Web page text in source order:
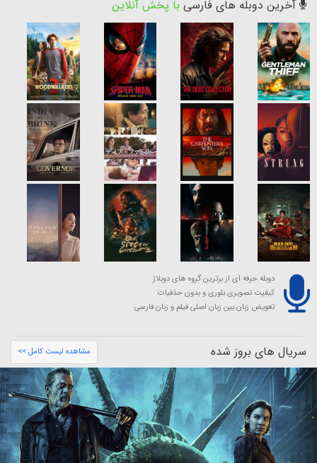
آخرین دوبله های فارسی با پخش آنلاین
دوبله حرفه ای از برترین گروه های دوبلاژ
کیفیت تصویری بلوری و بدون حذفیات
تعویض زبان بین زبان اصلی فیلم و زبان فارسی
سریال های بروز شده مشاهده لیست کامل >>